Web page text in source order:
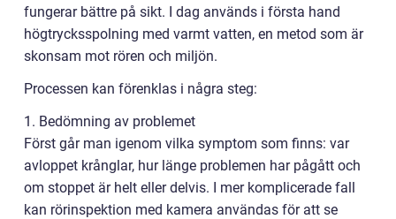
fungerar bättre på sikt. I dag används i första hand
högtrycksspolning med varmt vatten, en metod som är
skonsam mot rören och miljön.
Processen kan förenklas i några steg:
1. Bedömning av problemet
Först går man igenom vilka symptom som finns: var
avloppet krånglar, hur länge problemen har pågått och
om stoppet är helt eller delvis. I mer komplicerade fall
kan rörinspektion med kamera användas för att se